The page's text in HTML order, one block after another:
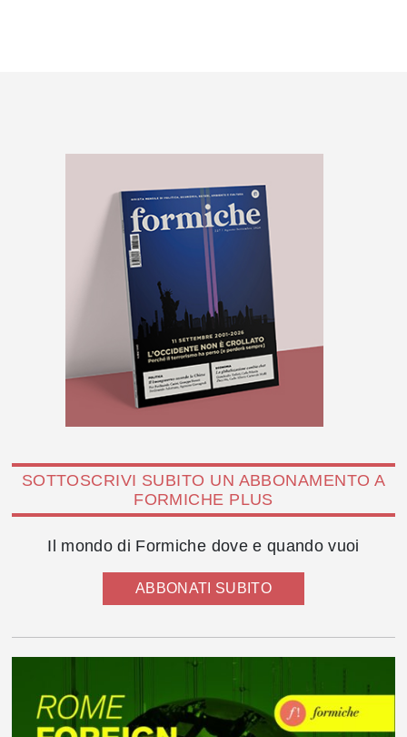
SOTTOSCRIVI SUBITO UN ABBONAMENTO A
FORMICHE PLUS
Il mondo di Formiche dove e quando vuoi
ABBONATI SUBITO